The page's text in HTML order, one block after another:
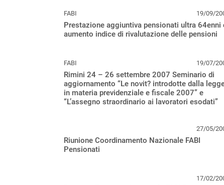
FABI 19/09/
Prestazione aggiuntiva pensionati ultra 64enni
aumento indice di rivalutazione delle pensioni
FABI 19/07/
Rimini 24 – 26 settembre 2007 Seminario di
aggiornamento “Le novit? introdotte dalla
in materia previdenziale e fiscale 2007” e
“L’assegno straordinario ai lavoratori esodati”
27/05/
Riunione Coordinamento Nazionale FABI
Pensionati
17/02/